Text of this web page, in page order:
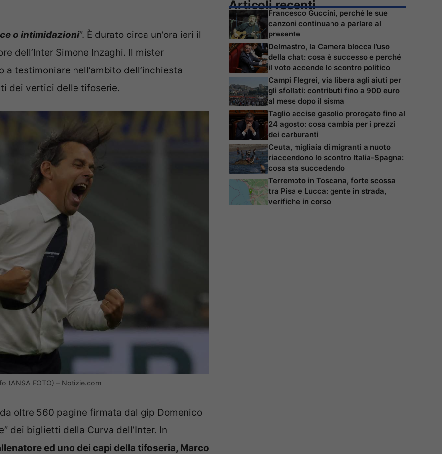
o intimidazioni”. È durato circa un’ora ieri il
dell’Inter Simone Inzaghi. Il mister
testimoniare nell’ambito dell’inchiesta
dei vertici delle tifoserie.
(ANSA FOTO) – Notizie.com
oltre 560 pagine firmata dal gip Domenico
dei biglietti della Curva dell’Inter. In
ed uno dei capi della tifoseria, Marco
Articoli recenti
Francesco Guccini, perché le sue
canzoni continuano a parlare al
presente
Delmastro, la Camera blocca l’uso
della chat: cosa è successo e perché
il voto accende lo scontro politico
Campi Flegrei, via libera agli aiuti per
gli sfollati: contributi fino a 900 euro
al mese dopo il sisma
Taglio accise gasolio prorogato fino al
24 agosto: cosa cambia per i prezzi
dei carburanti
Ceuta, migliaia di migranti a nuoto
riaccendono lo scontro Italia-Spagna:
cosa sta succedendo
Terremoto in Toscana, forte scossa
tra Pisa e Lucca: gente in strada,
verifiche in corso